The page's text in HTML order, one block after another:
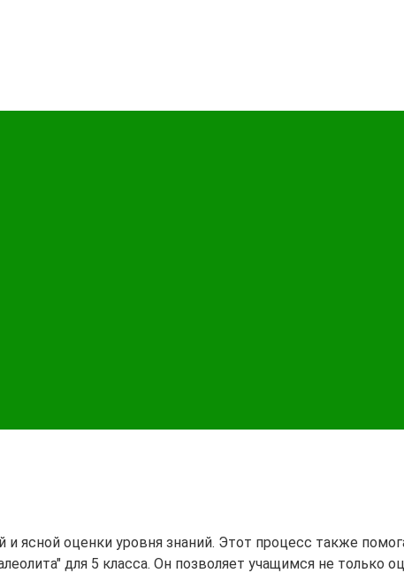
ясной оценки уровня знаний. Этот процесс также
для 5 класса. Он позволяет учащимся не только